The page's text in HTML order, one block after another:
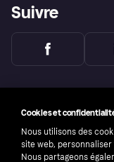
Suivre
Cookies et
Nous utilisons des
site web,
Nous partageons